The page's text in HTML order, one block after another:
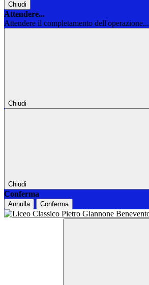
Chiudi
Attendere...
Attendere il completamento dell'operazione...
Chiudi
Chiudi
Conferma
Annulla Conferma